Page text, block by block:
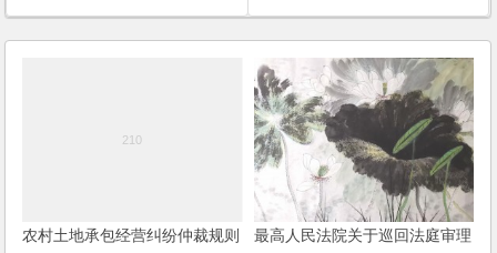
农村土地承包经营纠纷仲裁规则
最高人民法院关于巡回法庭审理